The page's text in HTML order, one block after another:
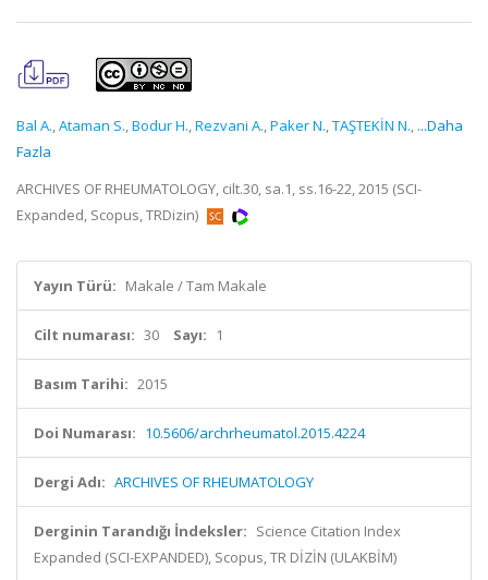
Bal A.,Ataman S.,Bodur H.,Rezvani A.,Paker N.,TAŞTEKİN N., ...Daha
Fazla
ARCHIVES OF RHEUMATOLOGY, cilt.30, sa.1, ss.16-22, 2015 (SCI-
Expanded, Scopus, TRDizin)
Yayın Türü: Makale / Tam Makale
Cilt numarası: 30 Sayı: 1
Basım Tarihi: 2015
Doi Numarası: 10.5606/archrheumatol.2015.4224
Dergi Adı: ARCHIVES OF RHEUMATOLOGY
Derginin Tarandığı İndeksler: Science Citation Index
Expanded (SCI-EXPANDED), Scopus, TR DİZİN (ULAKBİM)